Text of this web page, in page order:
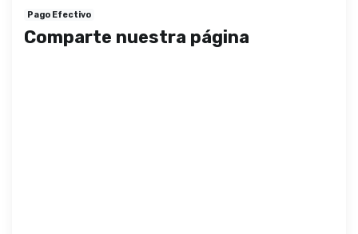
Pago Efectivo
Comparte nuestra página